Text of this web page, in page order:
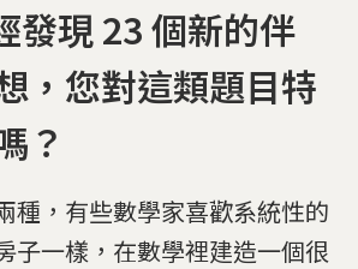
發現 23 個新的伴
，您對這類題目特
？
種，有些數學家喜歡系統性的
子一樣，在數學裡建造一個很